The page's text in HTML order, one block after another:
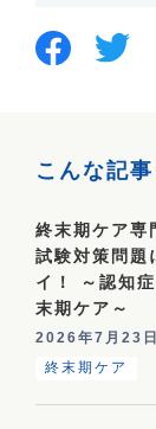
こんな記
終末期ケア専
試験対策問題
イ！ ～認知
末期ケア～
2026年7月23日
終末期ケア